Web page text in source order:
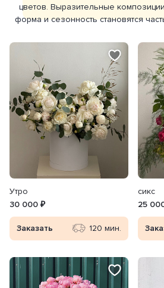
цветов. Выразительные
форма и сезонность становятся
Утро
30 000 ₽
Заказать 120 мин.
сикс
25